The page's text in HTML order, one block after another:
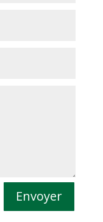
Envoyer